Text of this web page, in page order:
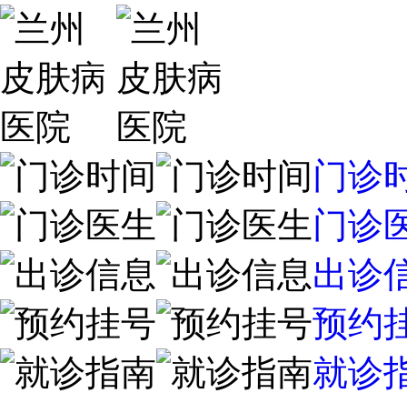
门诊
门诊
出诊
预约
就诊